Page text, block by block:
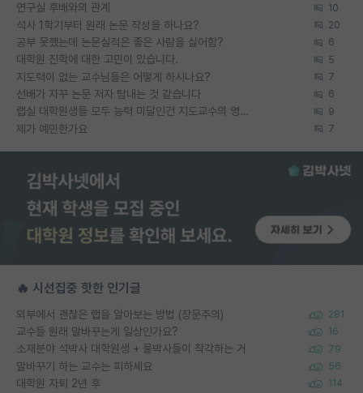
연구실 후배와의 관계 10
석사 1학기부터 원래 논문 작성을 하나요? 20
공부 못했는데 논문실적은 좋은 사람을 싫어함? 6
대학원 진학에 대한 고민이 있습니다. 5
지도력이 없는 교수님들은 어떻게 하시나요? 7
선배가 자꾸 논문 저자 탐내는 것 같습니다 6
랩실 대학원생들 모두 능력 미달인건 지도교수의 영향 아닌가? 9
제가 예민한가요 7
🔥 시선집중 핫한 인기글
외부에서 괜찮은 랩을 알아보는 방법 (장문주의) 281
교수들 원래 말바꾸는게 일상인가요? 16
소재분야 석박사 대학원생 + 물박사들이 착각하는 거 79
말바꾸기 하는 교수는 피하세요 56
대학원 자퇴 2년 후 114